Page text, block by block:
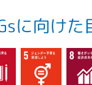
に向け